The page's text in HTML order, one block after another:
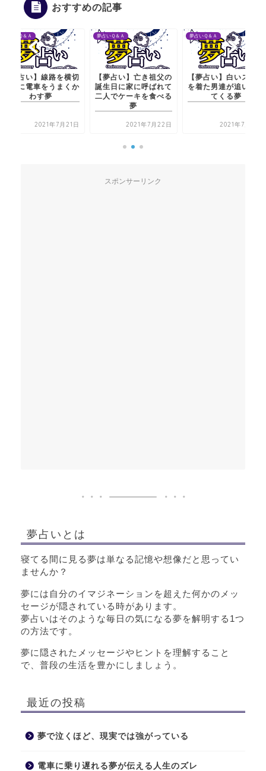
おすすめの記事
夢占いＱ＆Ａ
【夢占い】亡き祖父の
誕生日に家に呼ばれて
二人でケーキを食べる
2021年7月22日
夢占いＱ＆Ａ
【夢占い】白いスーツ
を着た男達が追いかけ
てくる夢
2021年7月21日
夢占いＱ＆Ａ
【夢占い】線路を横切
る時に電車をうまくか
2021年7月21日
スポンサーリンク
夢占いとは
寝てる間に見る夢は単なる記憶や想像だと思ってい
ませんか？
夢には自分のイマジネーションを超えた何かのメッ
セージが隠されている時があります。
夢占いはそのような毎日の気になる夢を解明する1つ
の方法です。
夢に隠されたメッセージやヒントを理解すること
で、普段の生活を豊かにしましょう。
最近の投稿
夢で泣くほど、現実では強がっている
電車に乗り遅れる夢が伝える人生のズレ